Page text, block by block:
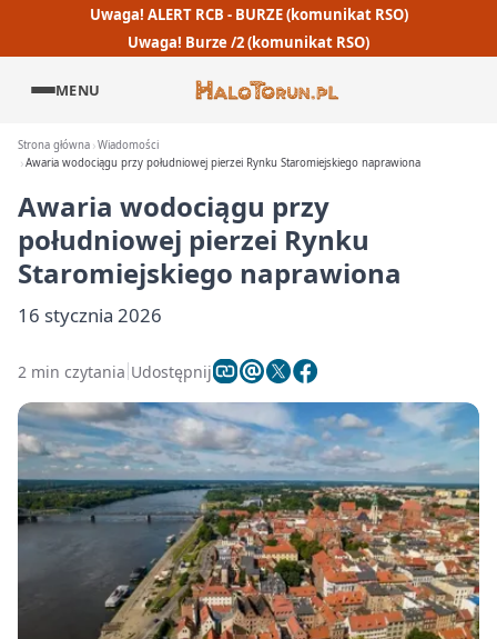
Uwaga! ALERT RCB - BURZE (komunikat RSO)
Uwaga! Burze /2 (komunikat RSO)
MENU
Strona główna Wiadomości
Awaria wodociągu przy południowej pierzei Rynku Staromiejskiego naprawiona
Awaria wodociągu przy
południowej pierzei Rynku
Staromiejskiego naprawiona
16 stycznia 2026
2 min czytania Udostępnij